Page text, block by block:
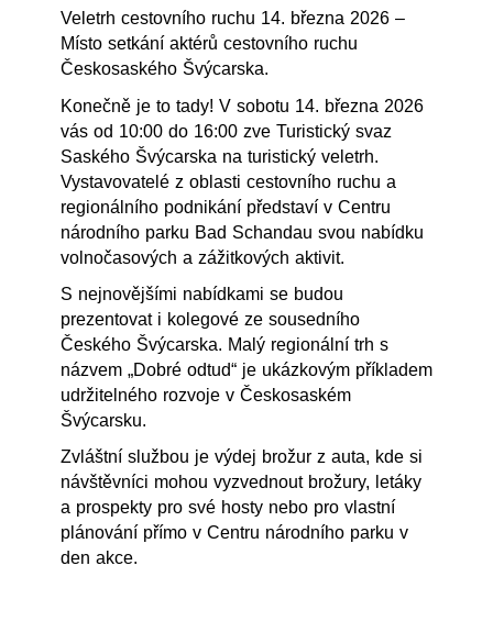
Veletrh cestovního ruchu 14. března 2026 –
Místo setkání aktérů cestovního ruchu
Českosaského Švýcarska.
Konečně je to tady! V sobotu 14. března 2026
vás od 10:00 do 16:00 zve Turistický svaz
Saského Švýcarska na turistický veletrh.
Vystavovatelé z oblasti cestovního ruchu a
regionálního podnikání představí v Centru
národního parku Bad Schandau svou nabídku
volnočasových a zážitkových aktivit.
S nejnovějšími nabídkami se budou
prezentovat i kolegové ze sousedního
Českého Švýcarska. Malý regionální trh s
názvem „Dobré odtud“ je ukázkovým příkladem
udržitelného rozvoje v Českosaském
Švýcarsku.
Zvláštní službou je výdej brožur z auta, kde si
návštěvníci mohou vyzvednout brožury, letáky
a prospekty pro své hosty nebo pro vlastní
plánování přímo v Centru národního parku v
den akce.